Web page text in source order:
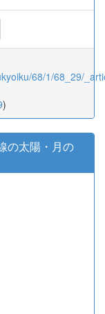
68/1/68_29/
)
の太陽・月の